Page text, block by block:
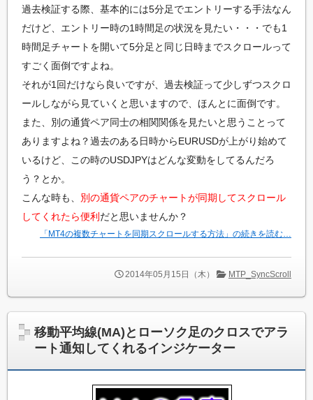
過去検証する際、基本的には5分足でエントリーする手法なん
だけど、エントリー時の1時間足の状況を見たい・・・でも1
時間足チャートを開いて5分足と同じ日時までスクロールって
すごく面倒ですよね。
それが1回だけなら良いですが、過去検証って少しずつスクロ
ールしながら見ていくと思いますので、ほんとに面倒です。
また、別の通貨ペア同士の相関関係を見たいと思うことって
ありますよね？過去のある日時からEURUSDが上がり始めて
いるけど、この時のUSDJPYはどんな変動をしてるんだろ
う？とか。
こんな時も、 別の通貨ペアのチャートが同期してスクロール
してくれたら便利 だと思いませんか？
「MT4の複数チャートを同期スクロールする方法」の続きを読む…
2014年05月15日（木） MTP_SyncScroll
移動平均線(MA)とローソク足のクロスでアラ
ート通知してくれるインジケーター